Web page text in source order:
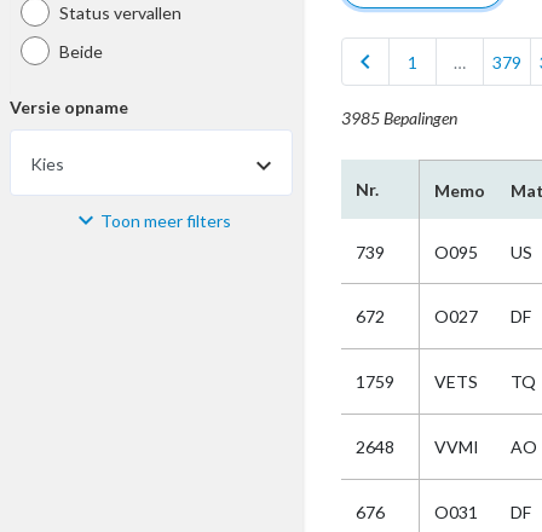
Status vervallen
Beide
Versie opname
Kies
Materiaal Toon meer filters
chevron_left 1 … 379
3985 Bepalingen
Nr. Memo
739 O095 US
672 O027 DF
1759 VETS TQ
2648 VVMI AO
676 O031 DF